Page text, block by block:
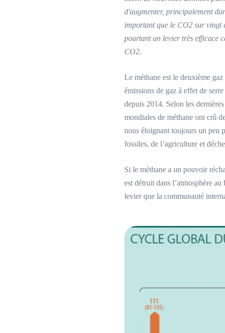
d'augmenter, principalement
important que le CO2 sur vingt
pourtant un levier très efficace
CO2.
Le méthane est le deuxième
émissions de gaz à effet de
depuis 2014. Selon les
mondiales de méthane ont crû
nous éloignant toujours un peu
fossiles, de l’agriculture et
Si le méthane a un pouvoir
est détruit dans l’atmosphère
levier que la communauté